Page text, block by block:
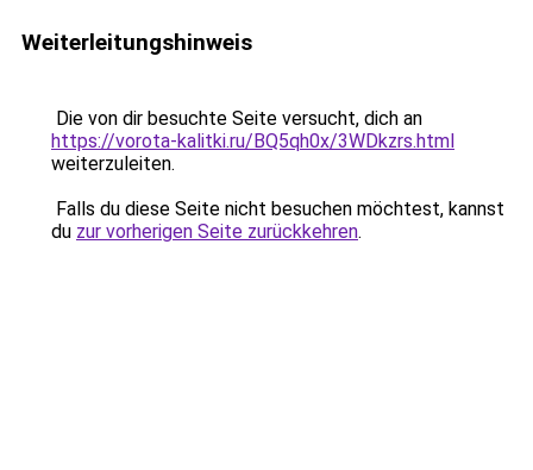
Weiterleitungshinweis
Die von dir besuchte Seite versucht, dich an
https://vorota-kalitki.ru/BQ5qh0x/3WDkzrs.html
weiterzuleiten.
Falls du diese Seite nicht besuchen möchtest, kannst
du zur vorherigen Seite zurückkehren.